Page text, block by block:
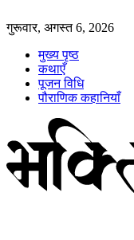
गुरूवार, अगस्त 6, 2026
मुख्य पृष्ठ
कथाएँ
पूजन विधि
पौराणिक कहानियाँ